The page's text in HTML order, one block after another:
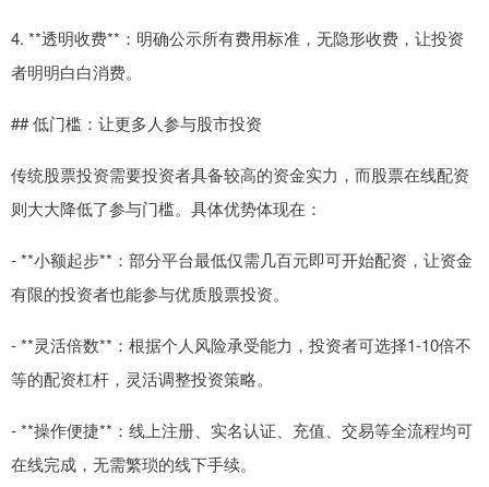
4. **透明收费**：明确公示所有费用标准，无隐形收费，让投资
者明明白白消费。
## 低门槛：让更多人参与股市投资
传统股票投资需要投资者具备较高的资金实力，而股票在线配资
则大大降低了参与门槛。具体优势体现在：
- **小额起步**：部分平台最低仅需几百元即可开始配资，让资金
有限的投资者也能参与优质股票投资。
- **灵活倍数**：根据个人风险承受能力，投资者可选择1-10倍不
等的配资杠杆，灵活调整投资策略。
- **操作便捷**：线上注册、实名认证、充值、交易等全流程均可
在线完成，无需繁琐的线下手续。